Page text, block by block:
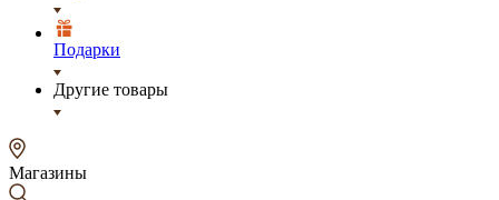
Подарки
Другие товары
Магазины